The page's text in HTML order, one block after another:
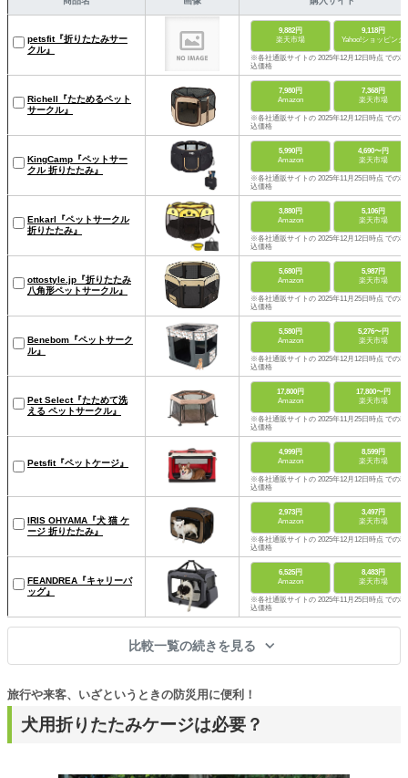
petsfit『折りたたみサー
クル』
9,882円
楽天市場
9,118円
Yahoo!ショッピング
※各社通販サイトの 2025年12月12日時点 での税
込価格
Richell『たためるペット
サークル』
7,980円
Amazon
7,368円
楽天市場
※各社通販サイトの 2025年12月12日時点 での税
込価格
KingCamp『ペットサー
クル 折りたたみ』
5,990円
Amazon
4,690〜円
楽天市場
※各社通販サイトの 2025年11月25日時点 での税
込価格
Enkarl『ペットサークル
折りたたみ』
3,880円
Amazon
5,106円
楽天市場
※各社通販サイトの 2025年12月12日時点 での税
込価格
ottostyle.jp『折りたたみ
八角形ペットサークル』
5,680円
Amazon
5,987円
楽天市場
※各社通販サイトの 2025年11月25日時点 での税
込価格
Benebom『ペットサーク
ル』
5,580円
Amazon
5,276〜円
楽天市場
※各社通販サイトの 2025年12月12日時点 での税
込価格
Pet Select『たためて洗
える ペットサークル』
17,800円
Amazon
17,800〜円
楽天市場
※各社通販サイトの 2025年11月25日時点 での税
込価格
Petsfit『ペットケージ』
4,999円
Amazon
8,599円
楽天市場
※各社通販サイトの 2025年12月12日時点 での税
込価格
IRIS OHYAMA『犬 猫 ケ
ージ 折りたたみ』
2,973円
Amazon
3,497円
楽天市場
※各社通販サイトの 2025年12月12日時点 での税
込価格
FEANDREA『キャリーバ
ッグ』
6,525円
Amazon
8,483円
楽天市場
※各社通販サイトの 2025年11月25日時点 での税
込価格
比較一覧の続きを見る
犬用折りたたみケージは必要？
旅行や来客、いざというときの防災用に便利！